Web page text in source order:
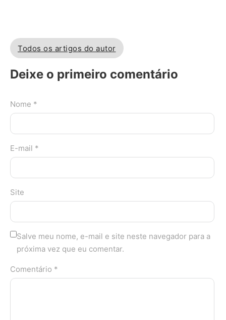
Todos os artigos do autor
Deixe o primeiro comentário
Nome *
E-mail *
Site
Salve meu nome, e-mail e site neste navegador para a
próxima vez que eu comentar.
Comentário *